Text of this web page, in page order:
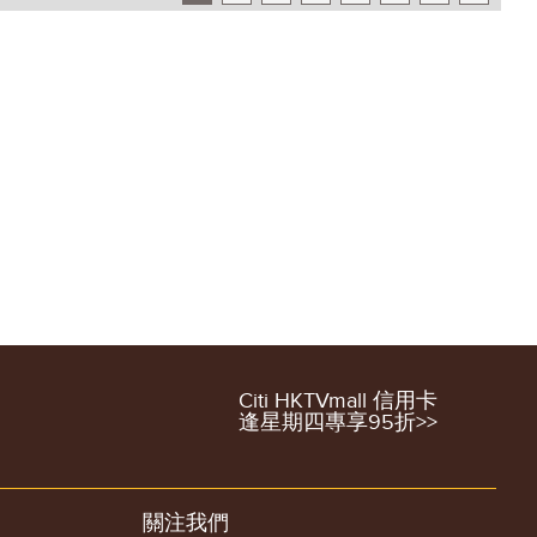
Citi HKTVmall 信用卡
逢星期四專享95折>>
關注我們